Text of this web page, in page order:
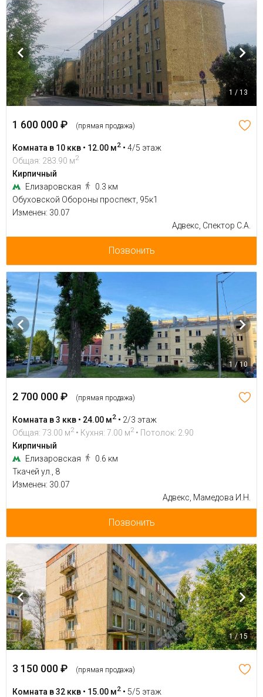
1 / 13
1 600 000 ₽ (прямая продажа)
Комната в 10 ккв • 12.00 м2 • 4/5 этаж
Общая: 283.90 м2
Кирпичный
Елизаровская
0.3 км
Обуховской Обороны проспект, 95к1
Изменен: 30.07
Адвекс, Спектор С.А.
Позвонить
1 / 10
2 700 000 ₽ (прямая продажа)
Комната в 3 ккв • 24.00 м2 • 2/3 этаж
Общая: 73.00 м2 • Кухня: 7.00 м2 • Потолок: 2.90
Кирпичный
Елизаровская
0.6 км
Ткачей ул., 8
Изменен: 30.07
Адвекс, Мамедова И.Н.
Позвонить
1 / 15
3 150 000 ₽ (прямая продажа)
Комната в 32 ккв • 15.00 м2 • 5/5 этаж